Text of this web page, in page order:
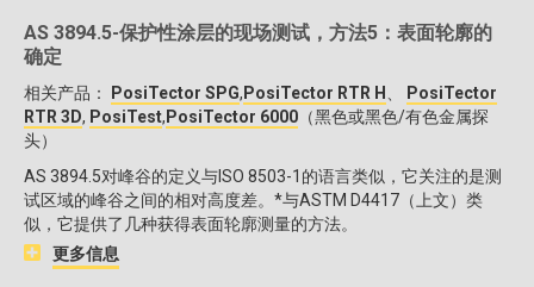
AS 3894.5-保护性涂层的现场测试，方法5：表面轮廓的
确定
相关产品： PosiTector SPG, PosiTector RTR H
PosiTector
RTR 3D, PosiTest, PosiTector 6000 （黑色或黑色/有色金属探
头）
AS 3894.5对峰谷的定义与ISO 8503-1的语言类似，它关注的是测
试区域的峰谷之间的相对高度差。*与ASTM D4417（上文）类
似，它提供了几种获得表面轮廓测量的方法。
更多信息